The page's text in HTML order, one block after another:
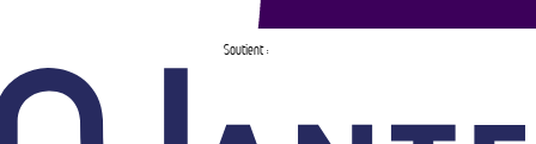
Soutient :